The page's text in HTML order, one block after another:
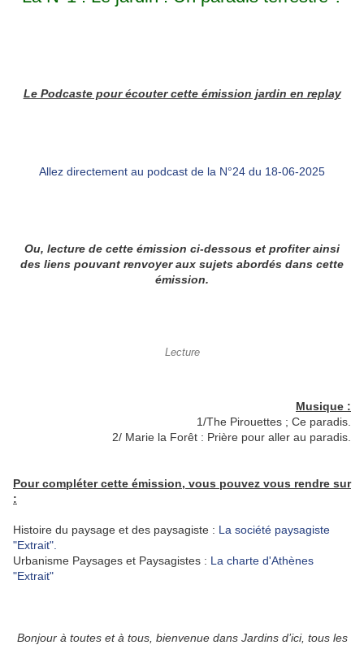
Le Podcaste pour écouter cette émission jardin en replay
Allez directement au podcast de la N°24 du 18-06-2025
Ou, lecture de cette émission ci-dessous et profiter ainsi
des liens pouvant renvoyer aux sujets abordés dans cette
émission.
Lecture
Musique :
1/The Pirouettes ; Ce paradis.
2/ Marie la Forêt : Prière pour aller au paradis.
Pour compléter cette émission, vous pouvez vous rendre sur
:
Histoire du paysage et des paysagiste : La société paysagiste
"Extrait".
Urbanisme Paysages et Paysagistes : La charte d'Athènes
"Extrait"
Bonjour à toutes et à tous, bienvenue dans Jardins d’ici, tous les